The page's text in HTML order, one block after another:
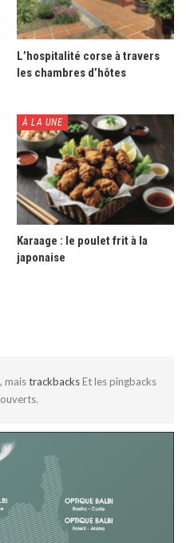
L’hospitalité corse à travers
les chambres d’hôtes
À LA UNE
Karaage : le poulet frit à la
japonaise
maistrackbacks Et les pingbacks